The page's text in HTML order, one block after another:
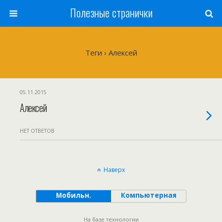
Полезные странички
Теги › Алексей
05.11.2015
Алексей
НЕТ ОТВЕТОВ
Наверх
Мобильн. Компьютерная
На базе технологии